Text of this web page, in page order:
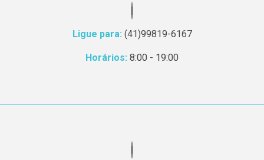
Ligue para: (41)99819-6167
Horários: 8:00 - 19:00